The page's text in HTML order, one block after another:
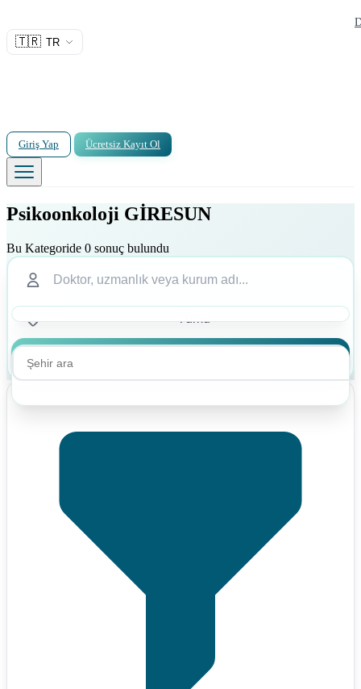
🇹🇷 TR
Giriş Yap Ücretsiz Kayıt Ol
Psikoonkoloji GİRESUN
Bu Kategoride 0 sonuç bulundu